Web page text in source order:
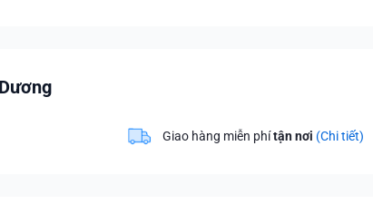
Giao hàng miễn phítận nơi (Chi tiết)